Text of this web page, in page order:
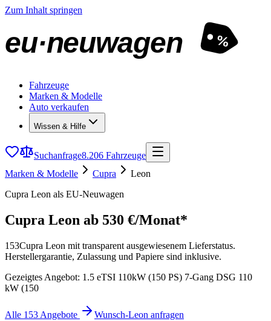
Zum Inhalt springen
eu·neuwagen %
Fahrzeuge
Marken & Modelle
Auto verkaufen
Wissen & Hilfe
Suchanfrage8.206 Fahrzeuge
Marken & Modelle
Cupra
Leon
Cupra Leon als EU-Neuwagen
Cupra Leon ab 530 €/Monat*
153Cupra Leon mit transparent ausgewiesenem Lieferstatus.
Herstellergarantie, Zulassung und Papiere sind inklusive.
Gezeigtes Angebot: 1.5 eTSI 110kW (150 PS) 7-Gang DSG 110
kW (150
Alle 153 Angebote
Wunsch-Leon anfragen